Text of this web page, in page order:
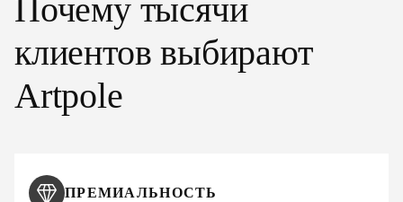
Почему тысячи
клиентов выбирают
Artpole
ПРЕМИАЛЬНОСТЬ